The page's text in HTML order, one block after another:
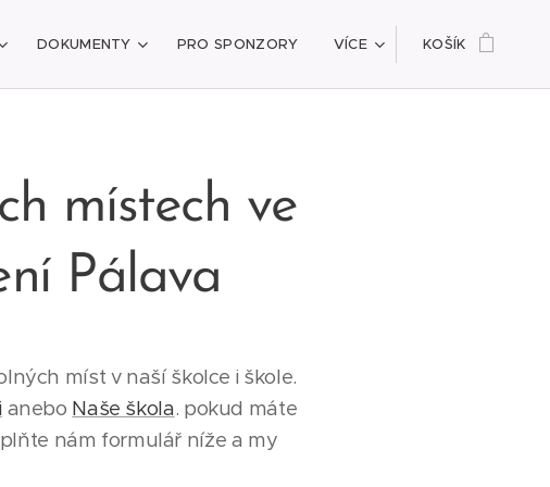
DOKUMENTY PRO SPONZORY VÍCE KOŠÍK
místech ve
Pálava
míst v naší školce i škole.
anebo Naše škola. pokud máte
nám formulář níže a my